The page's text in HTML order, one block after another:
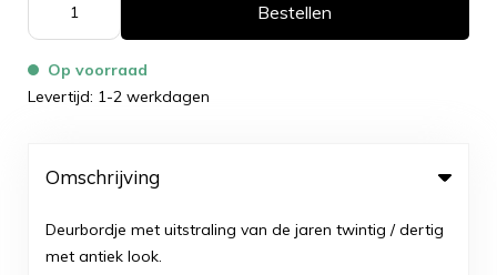
Bestellen
Op voorraad
Levertijd: 1-2 werkdagen
Omschrijving
Deurbordje met uitstraling van de jaren twintig / dertig
met antiek look.